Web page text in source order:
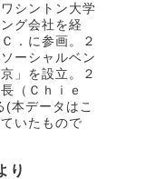
シントン大学
グ会社を経
．に参画。２
ーシャルベン
」を設立。２
（Ｃｈｉｅ
本データはこ
いたもので
り